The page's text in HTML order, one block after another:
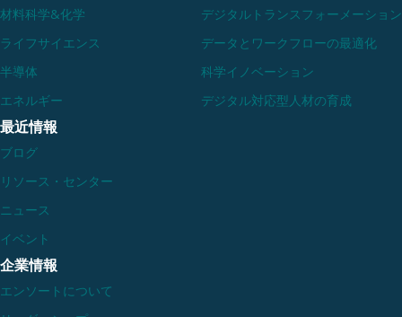
Read More
材料科学&化学
ライフサイエンス
半導体
エネルギー
デジタルトランスフォーメーション
データとワークフローの最適化
科学イノベーション
デジタル対応型人材の育成
最近情報
ブログ
リソース・センター
ニュース
イベント
企業情報
エンソートについて